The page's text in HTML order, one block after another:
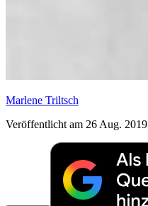
Marlene Triltsch
Veröffentlicht am 26 Aug. 2019